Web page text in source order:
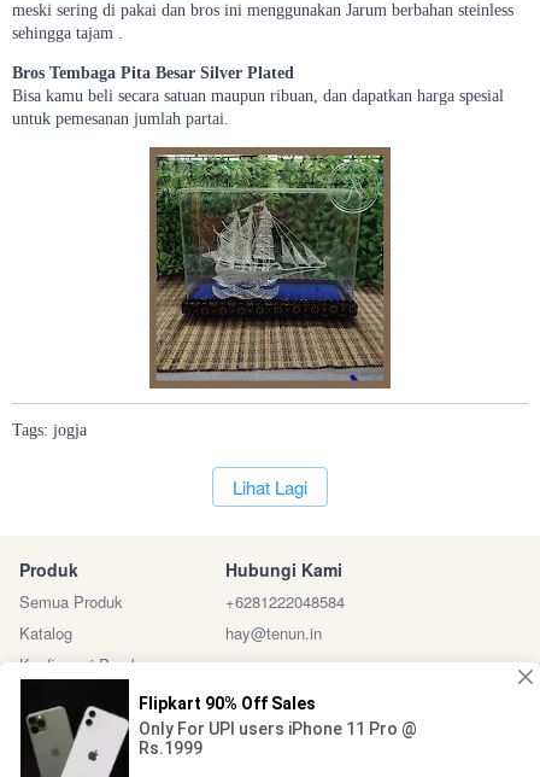
meski sering di pakai dan bros ini menggunakan Jarum berbahan steinless
sehingga tajam .
Bros Tembaga Pita Besar Silver Plated
Bisa kamu beli secara satuan maupun ribuan, dan dapatkan harga spesial
untuk pemesanan jumlah partai.
Tags: jogja
`Lihat Lagi
Produk
Semua Produk
Katalog
Konfirmasi Pembayaran
Hubungi Kami
+6281222048584
hay@tenun.in
Sosial Media Marketplace